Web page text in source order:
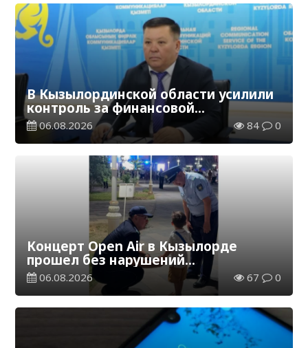
В Кызылординской области усилили
контроль за финансовой
дисциплиной
06.08.2026 84 0
Концерт Open Air в Кызылорде
прошел без нарушений
общественного порядка
06.08.2026 67 0